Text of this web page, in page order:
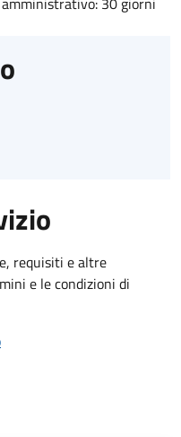
requisiti e altre
e le condizioni di